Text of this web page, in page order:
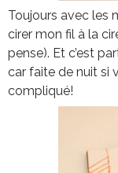
Toujours avec les
cirer mon fil à la
pense). Et c’est
car faite de nuit si
compliqué!